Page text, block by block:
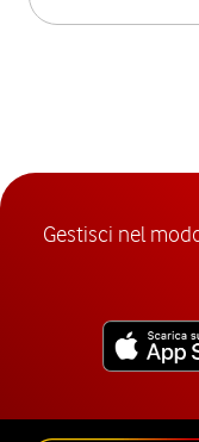
Gestisci nel